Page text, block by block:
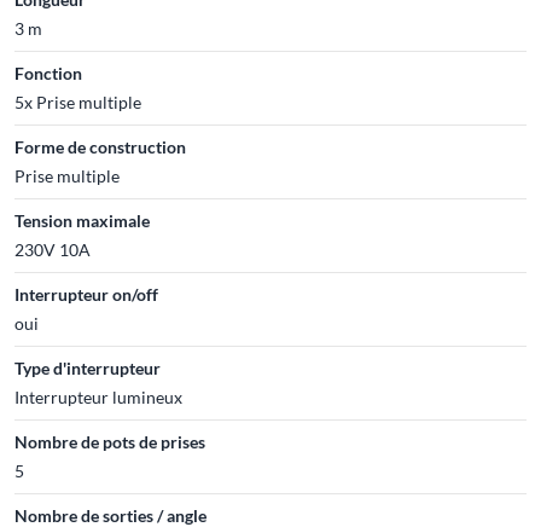
3 m
Fonction
5x Prise multiple
Forme de construction
Prise multiple
Tension maximale
230V 10A
Interrupteur on/off
oui
Type d'interrupteur
Interrupteur lumineux
Nombre de pots de prises
5
Nombre de sorties / angle